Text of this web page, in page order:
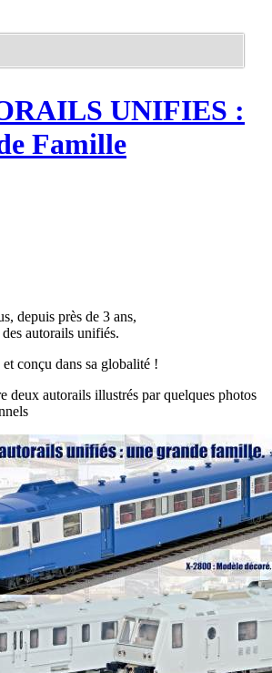
UNIFIES :
Famille
depuis près de 3 ans,
autorails unifiés.
conçu dans sa globalité !
deux autorails illustrés par quelques photos